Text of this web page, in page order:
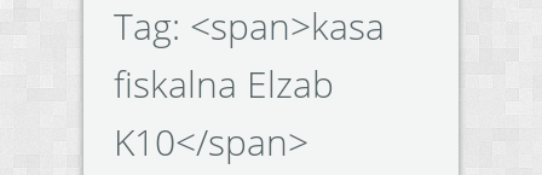
Tag: <span>kasa
fiskalna Elzab
K10</span>